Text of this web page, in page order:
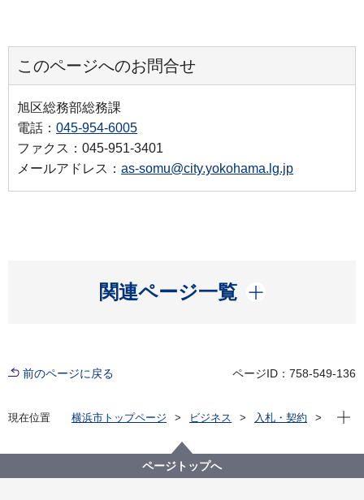
このページへのお問合せ
旭区総務部総務課
電話： 045-954-6005
ファクス：045-951-3401
メールアドレス： as-somu@city.yokohama.lg.jp
関連ページ一覧
開く
前のページに戻る ページID：758-549-136
現在位置 横浜市トップページ ビジネス
入札・契約
【結果掲載】【公募型見積合わせ】令和７年横浜市長
選挙における一般廃棄物・産業廃棄物収集運搬処分委
現在
ページトップへ